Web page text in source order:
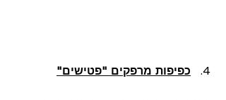
כפיפות מרפקים "פטישים"